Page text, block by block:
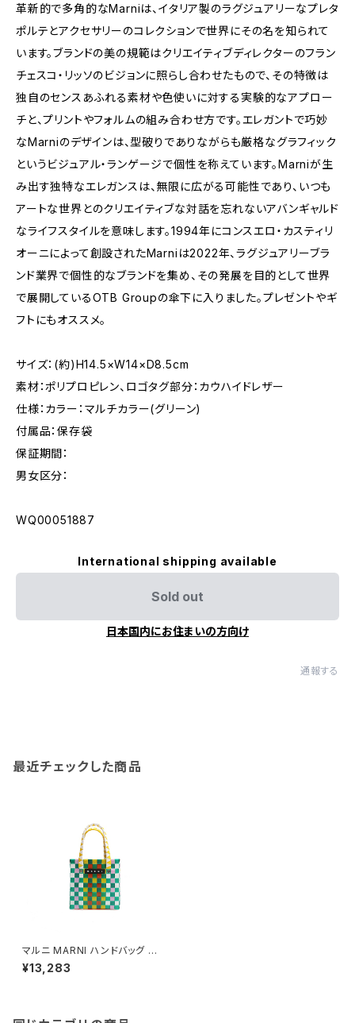
革新的で多角的なMarniは、イタリア製のラグジュアリーなプレタ
ポルテとアクセサリーのコレクションで世界にその名を知られて
います。ブランドの美の規範はクリエイティブディレクターのフラン
チェスコ・リッソのビジョンに照らし合わせたもので、その特徴は
独自のセンスあふれる素材や色使いに対する実験的なアプロー
チと、プリントやフォルムの組み合わせ方です。エレガントで巧妙
なMarniのデザインは、型破りでありながらも厳格なグラフィック
というビジュアル・ランゲージで個性を称えています。Marniが生
み出す独特なエレガンスは、無限に広がる可能性であり、いつも
アートな世界とのクリエイティブな対話を忘れないアバンギャルド
なライフスタイルを意味します。1994年にコンスエロ・カスティリ
オーニによって創設されたMarniは2022年、ラグジュアリーブラ
ンド業界で個性的なブランドを集め、その発展を目的として世界
で展開しているOTB Groupの傘下に入りました。プレゼントやギ
フトにもオススメ。
サイズ：(約)H14.5×W14×D8.5cm
素材：ポリプロピレン、ロゴタグ部分：カウハイドレザー
仕様：カラー：マルチカラー(グリーン)
付属品：保存袋
保証期間：
男女区分：
WQ00051887
International shipping available
Sold out
日本国内にお住まいの方向け
通報する
最近チェックした商品
マルニ MARNI ハンドバッグ M
00178-M00IW-0M215 レデ
ィース マルチカラー キッズ KID
¥13,283